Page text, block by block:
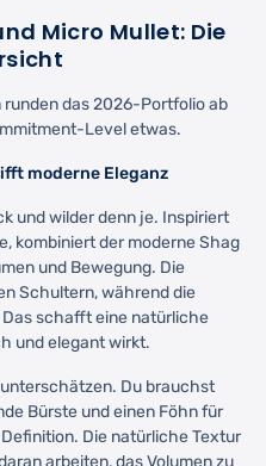
Micro Mullet: Die
das 2026-Portfolio ab
Level etwas.
moderne Eleganz
und wilder denn je. Inspiriert
kombiniert der moderne Shag
und Bewegung. Die
Schultern, während die
schafft eine natürliche
und elegant wirkt.
Du brauchst
Bürste und einen Föhn für
Die natürliche Textur
arbeiten, das Volumen zu